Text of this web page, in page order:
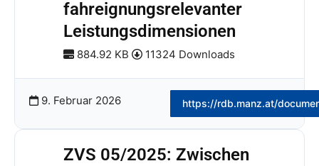
fahreignungsrelevanter
Leistungsdimensionen
884.92 KB 11324 Downloads
9. Februar 2026 https://rdb.manz.at/
ZVS 05/2025: Zwischen